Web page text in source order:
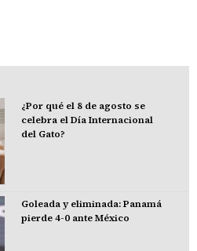
¿Por qué el 8 de agosto se
celebra el Día Internacional
del Gato?
Goleada y eliminada: Panamá
pierde 4-0 ante México